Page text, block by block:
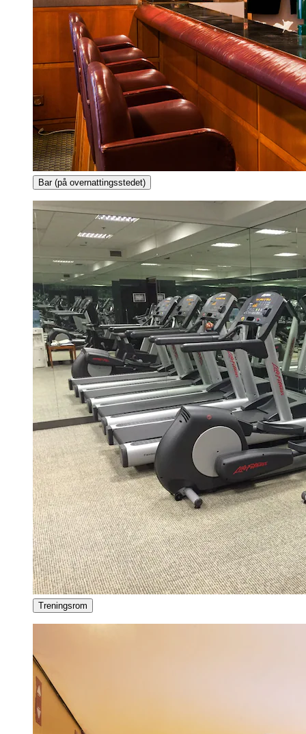
Bar (på overnattingsstedet)
Treningsrom